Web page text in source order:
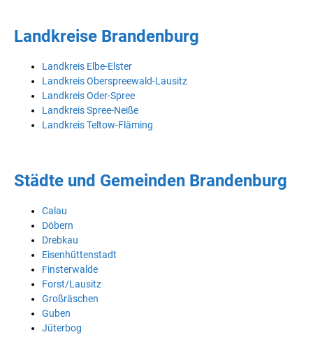
Landkreise Brandenburg
Landkreis Elbe-Elster
Landkreis Oberspreewald-Lausitz
Landkreis Oder-Spree
Landkreis Spree-Neiße
Landkreis Teltow-Fläming
Städte und Gemeinden Brandenburg
Calau
Döbern
Drebkau
Eisenhüttenstadt
Finsterwalde
Forst/Lausitz
Großräschen
Guben
Jüterbog